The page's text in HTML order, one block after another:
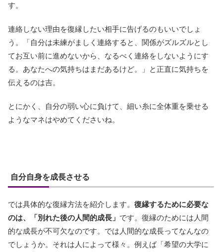
す。
連絡しない理由を復縁したい相手に告げるのもいいでしょ
う。「自分は未練がましく連絡すると、関係がズルズルとし
てお互い前に進めないから、なるべく連絡をしないようにす
る。あなたへの気持ちはまだあるけど。」と正直に気持ちを
伝えるのは吉。
とにかく、自分の弱い心に負けて、細い糸に全体重を乗せる
ようなマネはやめてくださいね。
自分自身を成長させる
では具体的な復縁方法を紹介します。 復縁するために必要な
のは、「別れた後の人間的成長」 です。復縁のためには人間
的な成長が不可欠なのです。では人間的な成長ってなんなの
でしょうか。それは人によって様々。例えば「希望の大学に